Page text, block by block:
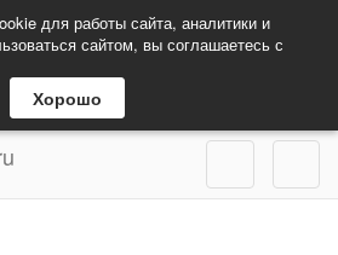
для работы сайта, аналитики и
сайтом, вы соглашаетесь с
Хорошо